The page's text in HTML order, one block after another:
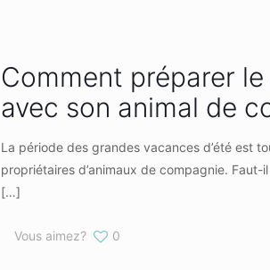
Comment préparer
avec son animal de
La période des grandes vacances d’été est
propriétaires d’animaux de compagnie.
[…]
Vous aimez? 0